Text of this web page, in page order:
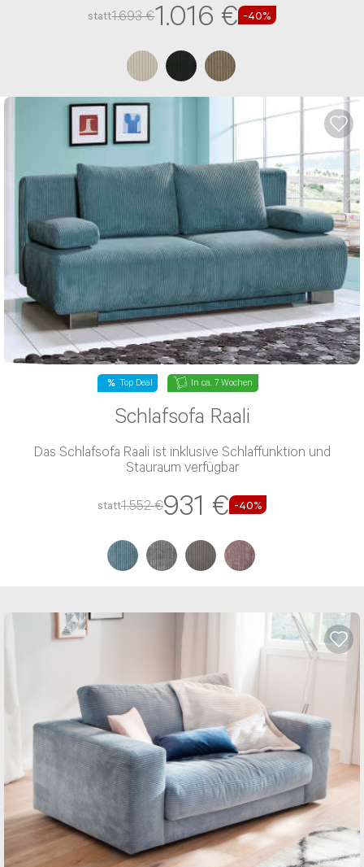
statt1.693 €1.016 € -40%
Top Deal In ca. 7 Wochen
Schlafsofa Raali
Das Schlafsofa Raali ist inklusive Schlaffunktion und
Stauraum verfügbar
statt1.552 €931 € -40%